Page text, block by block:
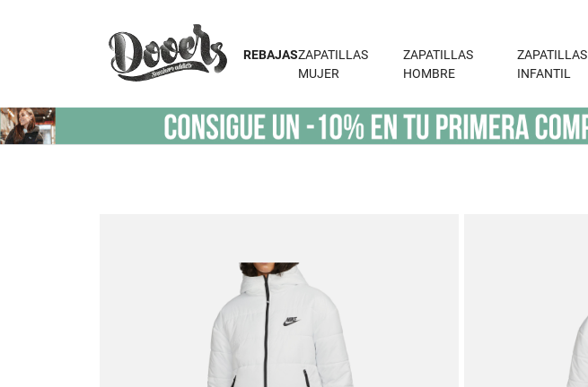
REBAJASZAPATILLAS
MUJER
ZAPATILLAS
HOMBRE
ZAPATILLAS
INFANTIL